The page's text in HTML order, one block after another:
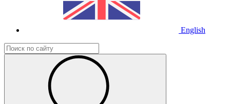
English